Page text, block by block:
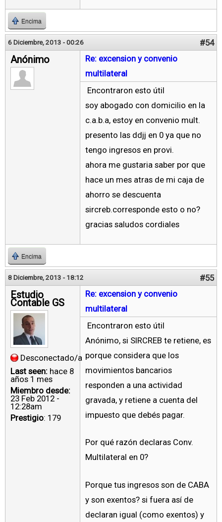
Encima
6 Diciembre, 2013 - 00:26 #54
Anónimo
Re: excension y convenio
multilateral
Encontraron esto útil
soy abogado con domicilio en la
c.a.b.a, estoy en convenio mult.
presento las ddjj en 0 ya que no
tengo ingresos en provi.
ahora me gustaria saber por que
hace un mes atras de mi caja de
ahorro se descuenta
sircreb.corresponde esto o no?
gracias saludos cordiales
Encima
8 Diciembre, 2013 - 18:12 #55
Estudio
Contable GS
Desconectado/a
Last seen: hace 8
años 1 mes
Miembro desde:
23 Feb 2012 -
12:28am
Prestigio: 179
Re: excension y convenio
multilateral
Encontraron esto útil
Anónimo, si SIRCREB te retiene, es
porque considera que los
movimientos bancarios
responden a una actividad
gravada, y retiene a cuenta del
impuesto que debés pagar.
Por qué razón declaras Conv.
Multilateral en 0?
Porque tus ingresos son de CABA
y son exentos? si fuera así de
declaran igual (como exentos) y